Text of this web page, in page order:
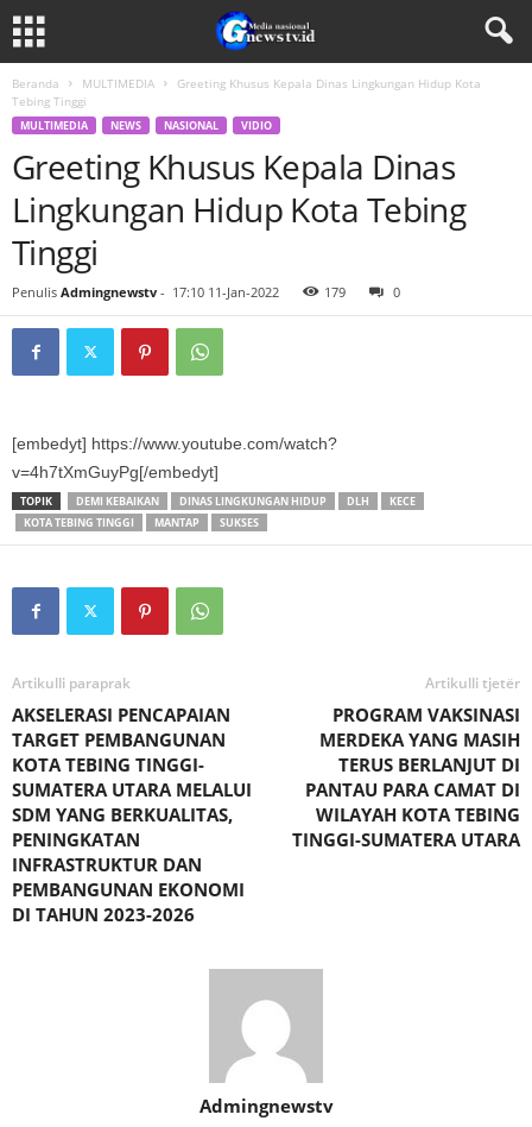
Beranda MULTIMEDIA
Greeting Khusus Kepala Dinas Lingkungan Hidup Kota
Tebing Tinggi
MULTIMEDIA NEWS NASIONAL VIDIO
Greeting Khusus Kepala Dinas
Lingkungan Hidup Kota Tebing
Tinggi
Penulis Admingnewstv - 17:10 11-Jan-2022 179 0
[embedyt] https://www.youtube.com/watch?
v=4h7tXmGuyPg[/embedyt]
TOPIK DEMI KEBAIKAN DINAS LINGKUNGAN HIDUP DLH
KECE
KOTA TEBING TINGGI
MANTAP SUKSES
Artikulli paraprak
AKSELERASI PENCAPAIAN
TARGET PEMBANGUNAN
KOTA TEBING TINGGI-
SUMATERA UTARA MELALUI
SDM YANG BERKUALITAS,
PENINGKATAN
INFRASTRUKTUR DAN
PEMBANGUNAN EKONOMI
DI TAHUN 2023-2026
Artikulli tjetër
PROGRAM VAKSINASI
MERDEKA YANG MASIH
TERUS BERLANJUT DI
PANTAU PARA CAMAT DI
WILAYAH KOTA TEBING
TINGGI-SUMATERA UTARA
Admingnewstv